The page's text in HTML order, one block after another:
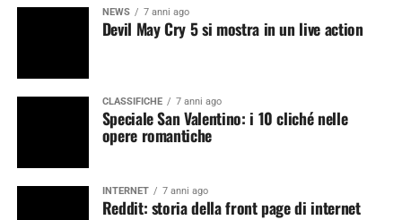
NEWS 7 anni ago
Devil May Cry 5 si mostra in un live action
CLASSIFICHE 7 anni ago
Speciale San Valentino: i 10 cliché nelle
opere romantiche
INTERNET 7 anni ago
Reddit: storia della front page di internet